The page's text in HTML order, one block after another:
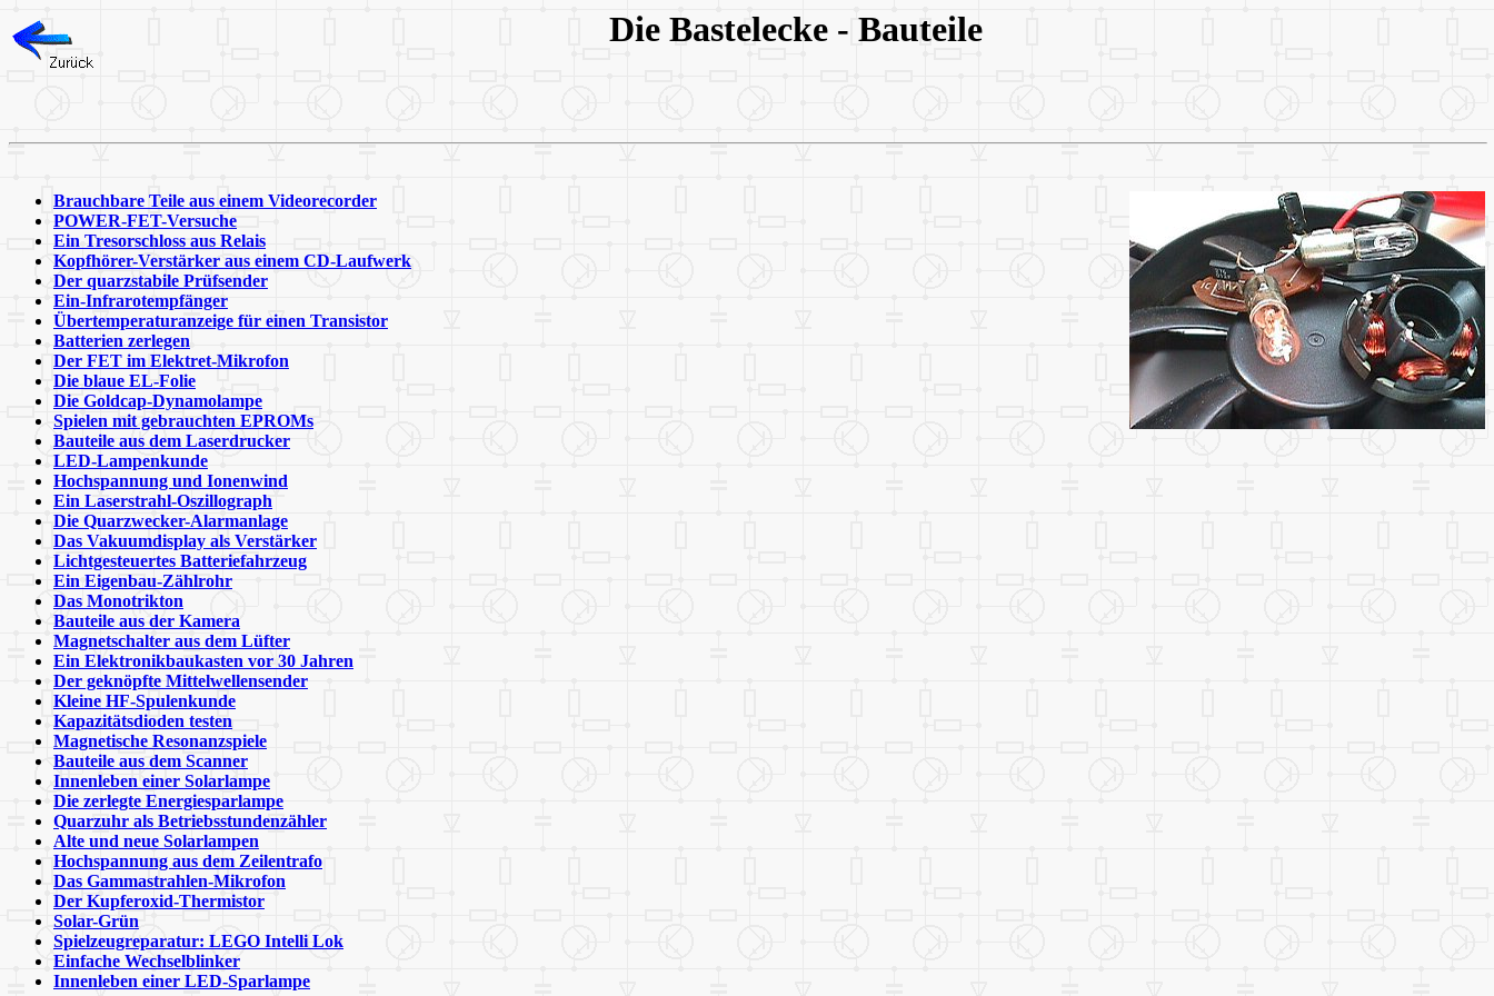
Die Bastelecke - Bauteile
Brauchbare Teile aus einem Videorecorder
POWER-FET-Versuche
Ein Tresorschloss aus Relais
Kopfhörer-Verstärker aus einem CD-Laufwerk
Der quarzstabile Prüfsender
Ein-Infrarotempfänger
Übertemperaturanzeige für einen Transistor
Batterien zerlegen
Der FET im Elektret-Mikrofon
Die blaue EL-Folie
Die Goldcap-Dynamolampe
Spielen mit gebrauchten EPROMs
Bauteile aus dem Laserdrucker
LED-Lampenkunde
Hochspannung und Ionenwind
Ein Laserstrahl-Oszillograph
Die Quarzwecker-Alarmanlage
Das Vakuumdisplay als Verstärker
Lichtgesteuertes Batteriefahrzeug
Ein Eigenbau-Zählrohr
Das Monotrikton
Bauteile aus der Kamera
Magnetschalter aus dem Lüfter
Ein Elektronikbaukasten vor 30 Jahren
Der geknöpfte Mittelwellensender
Kleine HF-Spulenkunde
Kapazitätsdioden testen
Magnetische Resonanzspiele
Bauteile aus dem Scanner
Innenleben einer Solarlampe
Die zerlegte Energiesparlampe
Quarzuhr als Betriebsstundenzähler
Alte und neue Solarlampen
Hochspannung aus dem Zeilentrafo
Das Gammastrahlen-Mikrofon
Der Kupferoxid-Thermistor
Solar-Grün
Spielzeugreparatur: LEGO Intelli Lok
Einfache Wechselblinker
Innenleben einer LED-Sparlampe